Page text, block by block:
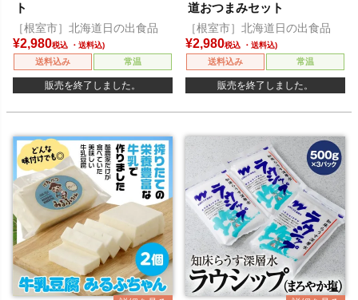
ト
［根室市］北海道日の出食品
¥2,980税込
送料込み 常温
販売を終了しました。
道おつまみセット
［根室市］北海道日の出食品
¥2,980税込
送料込み 常温
販売を終了しました。